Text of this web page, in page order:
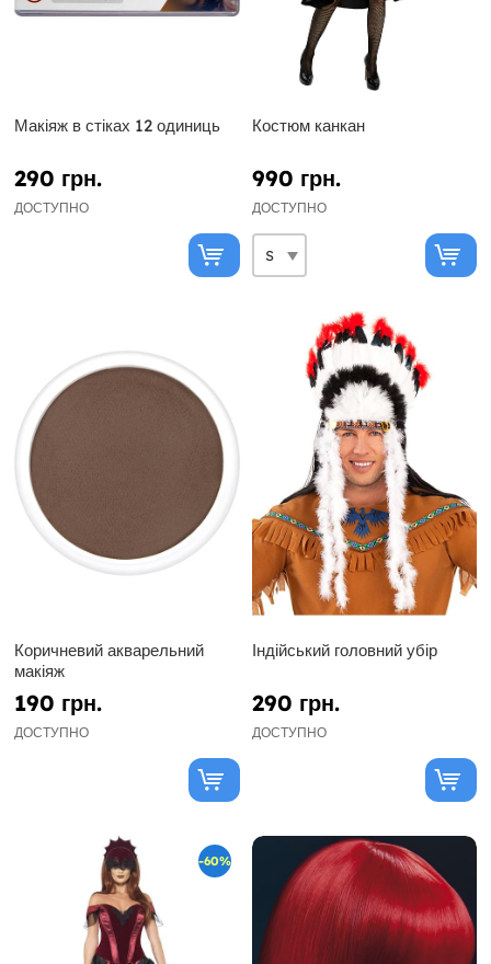
Макіяж в стіках 12 одиниць
290 грн.
ДОСТУПНО
Костюм канкан
990 грн.
ДОСТУПНО
Коричневий акварельний
макіяж
190 грн.
ДОСТУПНО
Індійський головний убір
290 грн.
ДОСТУПНО
-60%